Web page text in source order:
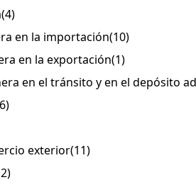
(4)
en la importación(10)
en la exportación(1)
en el tránsito y en el depósito
exterior(11)